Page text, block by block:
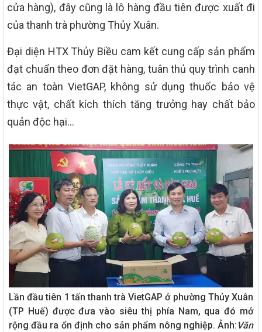
cửa hàng), đây cũng là lô hàng đầu tiên được xuất đi
của thanh trà phường Thủy Xuân.
Đại diện HTX Thủy Biều cam kết cung cấp sản phẩm
đạt chuẩn theo đơn đặt hàng, tuân thủ quy trình canh
tác an toàn VietGAP, không sử dụng thuốc bảo vệ
thực vật, chất kích thích tăng trưởng hay chất bảo
quản độc hại…
Lần đầu tiên 1 tấn thanh trà VietGAP ở phường Thủy Xuân
(TP Huế) được đưa vào siêu thị phía Nam, qua đó mở
rộng đầu ra ổn định cho sản phẩm nông nghiệp. Ảnh: Văn